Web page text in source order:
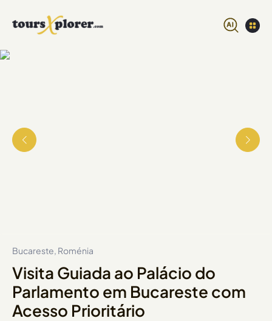
Bucareste, Roménia
Visita Guiada ao Palácio do
Parlamento em Bucareste com
Acesso Prioritário